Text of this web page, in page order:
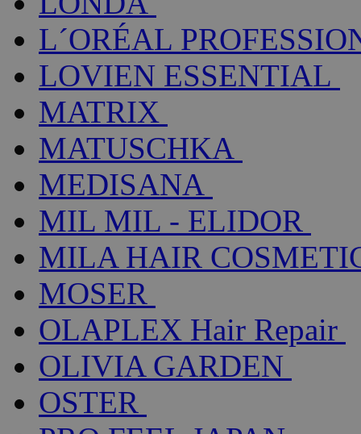
L´ORÉAL
LOVIEN ESSENTIAL
MATRIX
MATUSCHKA
MEDISANA
MIL MIL - ELIDOR
MILA HAIR
MOSER
OLAPLEX Hair Repair
OLIVIA GARDEN
OSTER